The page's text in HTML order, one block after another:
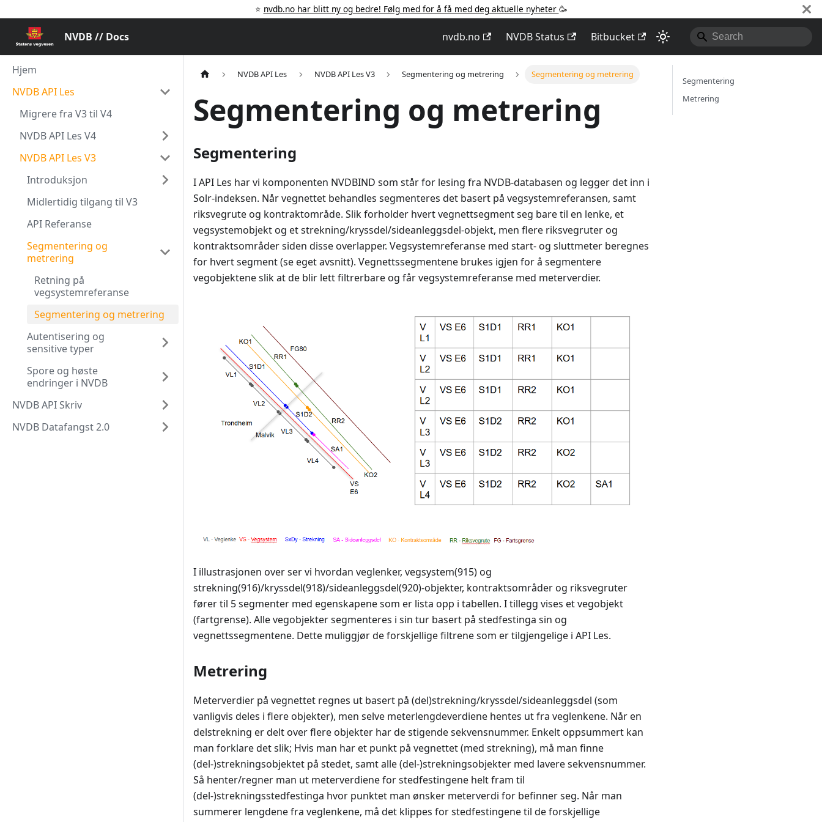
⭐️ nvdb.no har blitt ny og bedre! Følg med for å få med deg aktuelle nyheter 🥳️
NVDB // Docs nvdb.no NVDB Status Bitbucket
Hjem
NVDB API Les
Migrere fra V3 til V4
NVDB API Les V4
NVDB API Les V3
Introduksjon
Midlertidig tilgang til V3
API Referanse
Segmentering og
metrering
Retning på
vegsystemreferanse
Segmentering og metrering
Autentisering og
sensitive typer
Spore og høste
endringer i NVDB
NVDB API Skriv
NVDB Datafangst 2.0
NVDB API Les NVDB API Les V3 Segmentering og metrering Segmentering og metrering
Segmentering og metrering
Segmentering
I API Les har vi komponenten NVDBIND som står for lesing fra NVDB-databasen og legger det inn i
Solr-indeksen. Når vegnettet behandles segmenteres det basert på vegsystemreferansen, samt
riksvegrute og kontraktområde. Slik forholder hvert vegnettsegment seg bare til en lenke, et
vegsystemobjekt og et strekning/kryssdel/sideanleggsdel-objekt, men flere riksvegruter og
kontraktsområder siden disse overlapper. Vegsystemreferanse med start- og sluttmeter beregnes
for hvert segment (se eget avsnitt). Vegnettssegmentene brukes igjen for å segmentere
vegobjektene slik at de blir lett filtrerbare og får vegsystemreferanse med meterverdier.
I illustrasjonen over ser vi hvordan veglenker, vegsystem(915) og
strekning(916)/kryssdel(918)/sideanleggsdel(920)-objekter, kontraktsområder og riksvegruter
fører til 5 segmenter med egenskapene som er lista opp i tabellen. I tillegg vises et vegobjekt
(fartgrense). Alle vegobjekter segmenteres i sin tur basert på stedfestinga sin og
vegnettssegmentene. Dette muliggjør de forskjellige filtrene som er tilgjengelige i API Les.
Metrering
Meterverdier på vegnettet regnes ut basert på (del)strekning/kryssdel/sideanleggsdel (som
vanligvis deles i flere objekter), men selve meterlengdeverdiene hentes ut fra veglenkene. Når en
delstrekning er delt over flere objekter har de stigende sekvensnummer. Enkelt oppsummert kan
man forklare det slik; Hvis man har et punkt på vegnettet (med strekning), må man finne
(del-)strekningsobjektet på stedet, samt alle (del-)strekningsobjekter med lavere sekvensnummer.
Så henter/regner man ut meterverdiene for stedfestingene helt fram til
(del-)strekningsstedfestinga hvor punktet man ønsker meterverdi for befinner seg. Når man
summerer lengdene fra veglenkene, må det klippes for stedfestingene til de forskjellige
Segmentering
Metrering